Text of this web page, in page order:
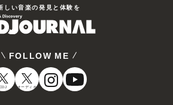
しい⾳楽の発⾒と体験を
FOLLOW ME
CDJ オーディオ